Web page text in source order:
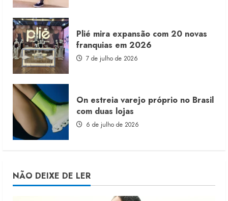
Plié mira expansão com 20 novas
franquias em 2026
7 de julho de 2026
On estreia varejo próprio no Brasil
com duas lojas
6 de julho de 2026
NÃO DEIXE DE LER